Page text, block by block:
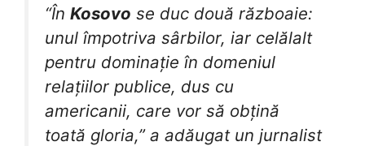
“În Kosovo se duc două războaie:
unul împotriva sârbilor, iar celălalt
pentru dominație în domeniul
relațiilor publice, dus cu
americanii, care vor să obțină
toată gloria,” a adăugat un jurnalist